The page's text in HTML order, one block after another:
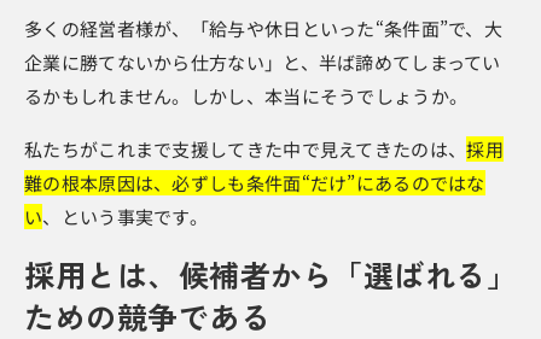
多くの経営者様が、「給与や休日といった“条件面”で、大
企業に勝てないから仕方ない」と、半ば諦めてしまってい
るかもしれません。しかし、本当にそうでしょうか。
私たちがこれまで支援してきた中で見えてきたのは、採用
難の根本原因は、必ずしも条件面“だけ”にあるのではな
い、という事実です。
採用とは、候補者から「選ばれる」
ための競争である